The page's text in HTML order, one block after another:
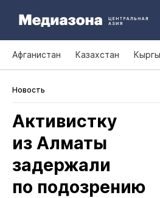
Афганистан Казахстан
Новость
Активистку
из Алматы
задержали
по подозрению